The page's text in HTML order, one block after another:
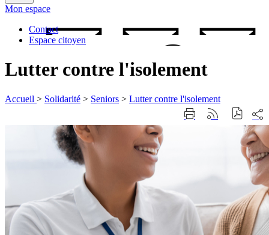
Fermer
la
Mon espace
Contact
Espace citoyen
Lutter contre l'isolement
Accueil > Solidarité > Seniors > Lutter contre l'isolement
ImprimerGénérer
sur
les